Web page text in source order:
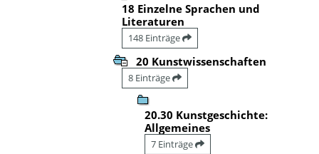
18 Einzelne Sprachen und
Literaturen
148 Einträge
20 Kunstwissenschaften
8 Einträge
20.30 Kunstgeschichte:
Allgemeines
7 Einträge